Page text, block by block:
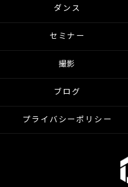
ダンス
セミナー
撮影
ブログ
プライバシーポリシー